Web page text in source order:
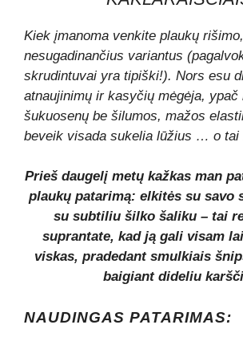
Kiek įmanoma venkite plaukų
nesugadinančius variantus
skrudintuvai yra tipiški!). Nors esu
atnaujinimų ir kasyčių mėgėja, ypač
šukuosenų be šilumos, mažos
beveik visada sukelia lūžius … o tai
Prieš daugelį metų kažkas man
plaukų patarimą: elkitės su savo
su subtiliu šilko šaliku – tai
suprantate, kad ją gali visam
viskas, pradedant smulkiais
baigiant dideliu
NAUDINGAS PATARIMAS: